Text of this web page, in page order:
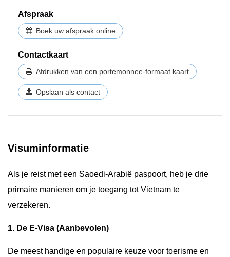
Afspraak
Boek uw afspraak online
Contactkaart
Afdrukken van een portemonnee-formaat kaart
Opslaan als contact
Visuminformatie
Als je reist met een Saoedi-Arabië paspoort, heb je drie
primaire manieren om je toegang tot Vietnam te
verzekeren.
1. De E-Visa (Aanbevolen)
De meest handige en populaire keuze voor toerisme en